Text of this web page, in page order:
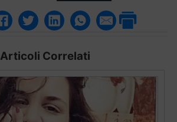
Articoli Correlati